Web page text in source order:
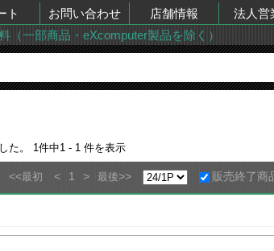
ト お問い合わせ 店舗情報 法人営
（一部商品・eXcomputer製品を除く）
た。 1 件中1 - 1 件を表示
<<最初 < 1 > 最後>> 販売終了商